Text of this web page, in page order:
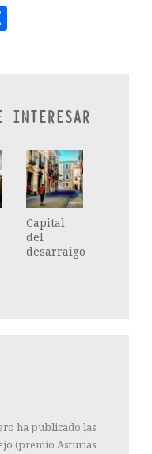
INTERESAR
Capital
del
desarraigo
ha publicado las
(premio Asturias